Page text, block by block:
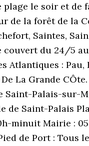
plage le soir et de
de la forêt de la
Saintes,
du 24/5
Atlantiques :
La Grande
Saint-Palais-sur-
de Saint-Palais
minuit Mairie :
de Port : Tous